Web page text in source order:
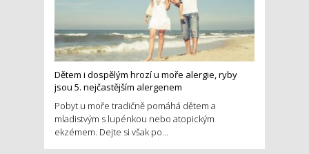
Dětem i dospělým hrozí u moře alergie, ryby
jsou 5. nejčastějším alergenem
Pobyt u moře tradičně pomáhá dětem a
mladistvým s lupénkou nebo atopickým
ekzémem. Dejte si však po...